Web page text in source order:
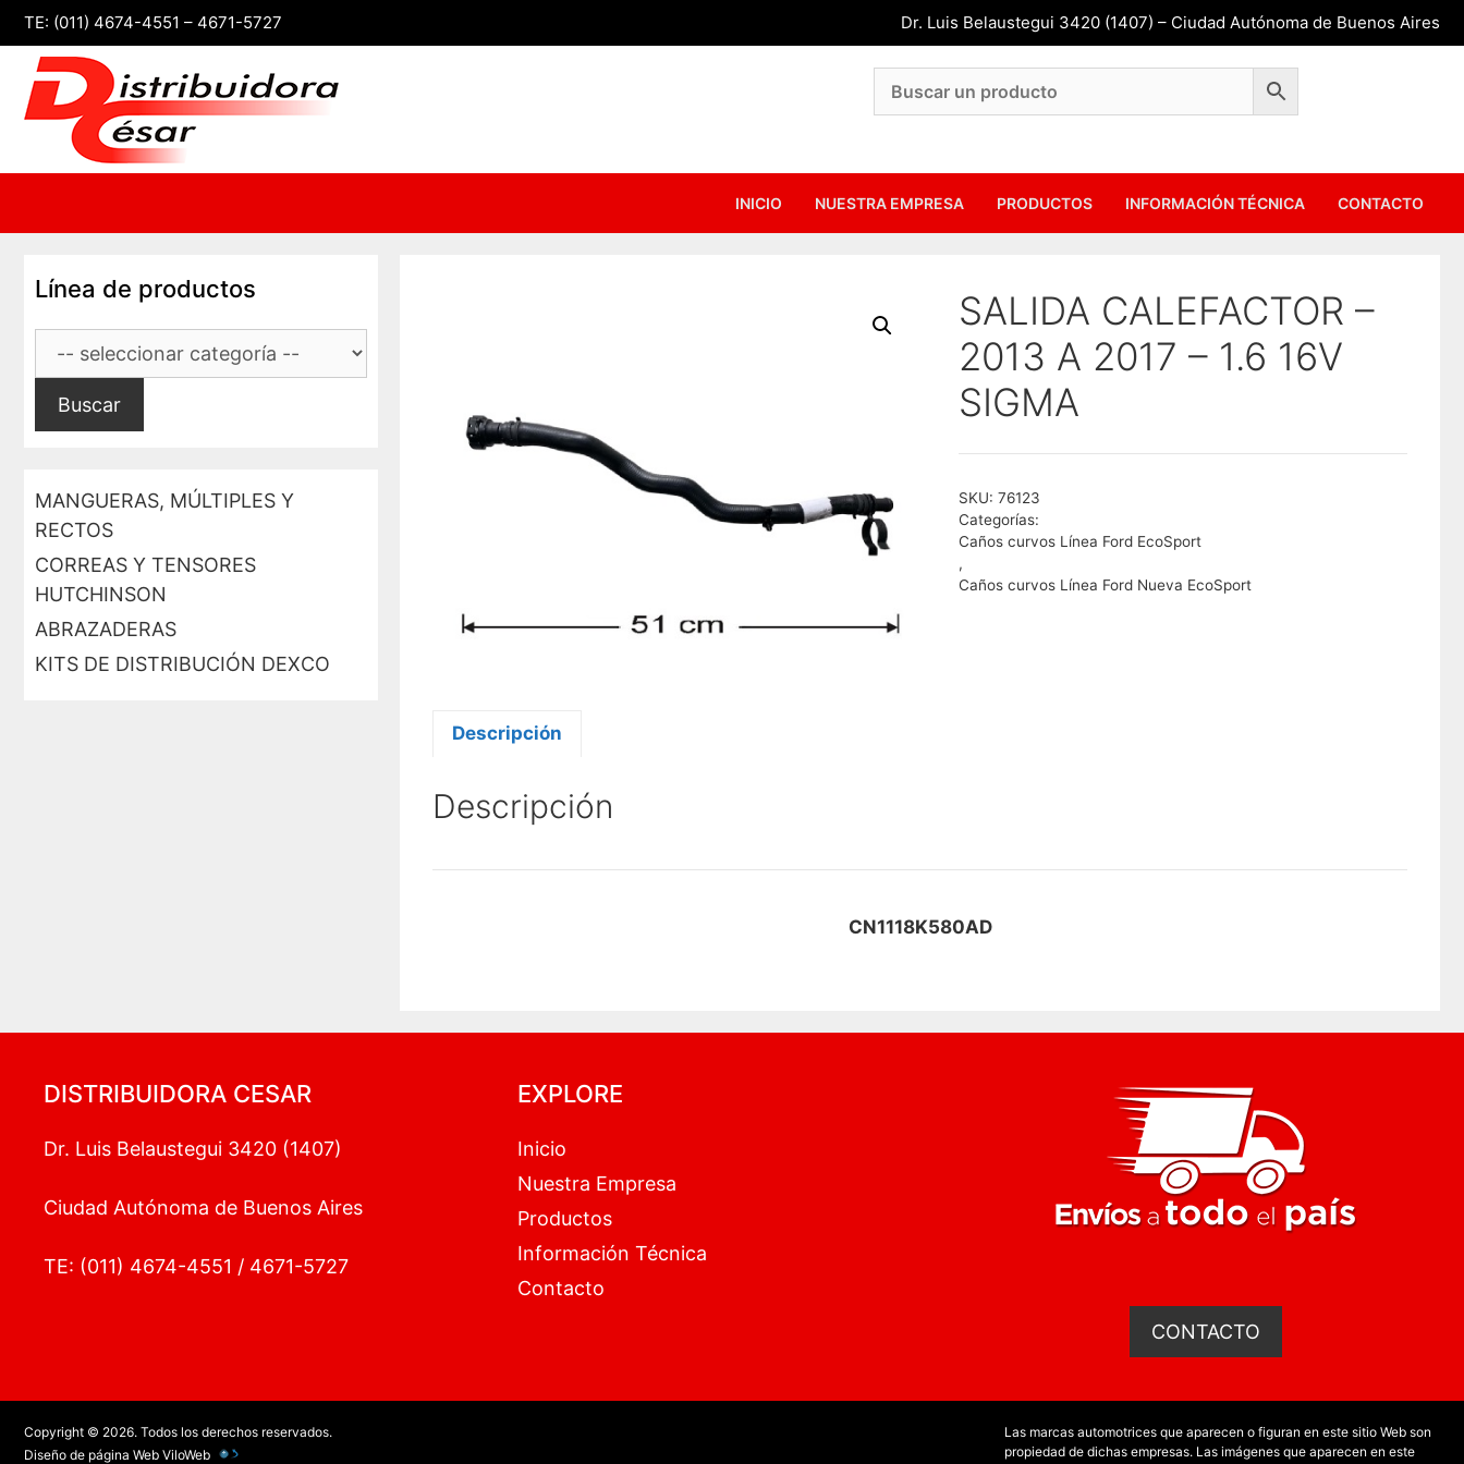
Saltar
contenido
Dr. Luis Belaustegui 3420 (1407) – Ciudad Autónoma de Buenos Aires
TE: (011) 4674-4551 – 4671-5727
INICIO NUESTRA EMPRESA PRODUCTOS INFORMACIÓN TÉCNICA CONTACTO
SALIDA CALEFACTOR –
2013 A 2017 – 1.6 16V
SIGMA
SKU:76123
Categorías:
Caños curvos Línea Ford EcoSport
,
Caños curvos Línea Ford Nueva EcoSport
Descripción
Descripción
CN1118K580AD
Línea de productos
Buscar
MANGUERAS, MÚLTIPLES Y
RECTOS
CORREAS Y TENSORES
HUTCHINSON
ABRAZADERAS
KITS DE DISTRIBUCIÓN DEXCO
DISTRIBUIDORA CESAR
Dr. Luis Belaustegui 3420 (1407)
Ciudad Autónoma de Buenos Aires
TE: (011) 4674-4551 / 4671-5727
EXPLORE
Inicio
Nuestra Empresa
Productos
Información Técnica
Contacto
CONTACTO
Las marcas automotrices que aparecen o figuran en este sitio Web son
propiedad de dichas empresas. Las imágenes que aparecen en este
Copyright © 2026. Todos los derechos reservados.
Diseño de página Web ViloWeb